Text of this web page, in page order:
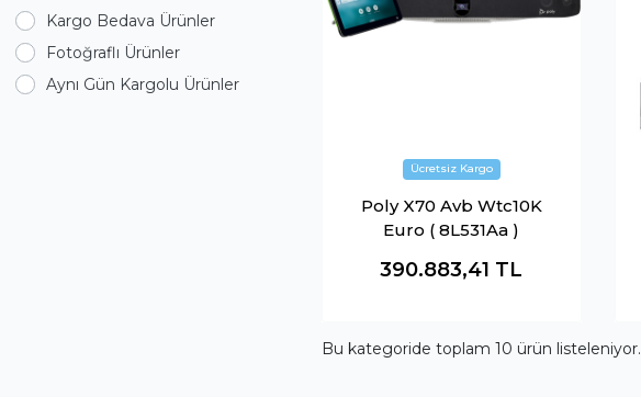
Kargo Bedava Ürünler
Fotoğraflı Ürünler
Aynı Gün Kargolu Ürünler
Poly X70 Avb Wtc10K
Euro ( 8L531Aa )
390.883,41 TL
Bu kategoride toplam 10 ürün listeleniyor.